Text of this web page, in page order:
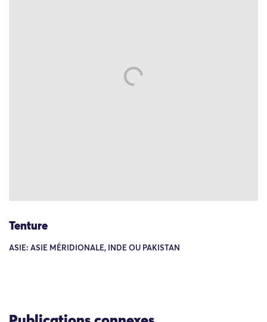
Tenture
ASIE: ASIE MÉRIDIONALE, INDE OU PAKISTAN